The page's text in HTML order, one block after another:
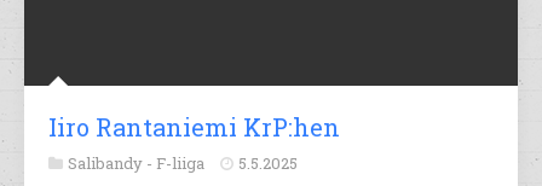
Iiro Rantaniemi KrP:hen
Salibandy - F-liiga 5.5.2025